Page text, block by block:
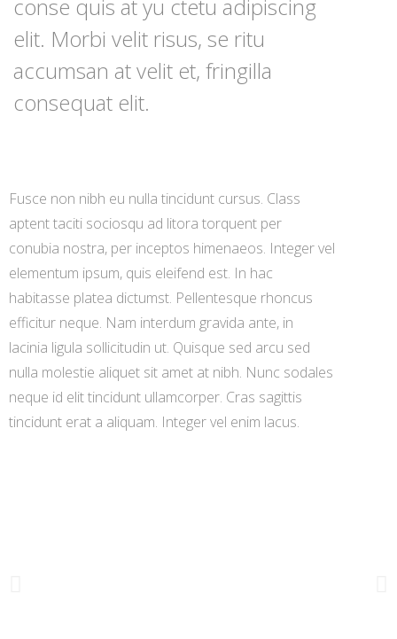
conse quis at yu ctetu adipiscing
elit. Morbi velit risus, se ritu
accumsan at velit et, fringilla
consequat elit.
Fusce non nibh eu nulla tincidunt cursus. Class
aptent taciti sociosqu ad litora torquent per
conubia nostra, per inceptos himenaeos. Integer vel
elementum ipsum, quis eleifend est. In hac
habitasse platea dictumst. Pellentesque rhoncus
efficitur neque. Nam interdum gravida ante, in
lacinia ligula sollicitudin ut. Quisque sed arcu sed
nulla molestie aliquet sit amet at nibh. Nunc sodales
neque id elit tincidunt ullamcorper. Cras sagittis
tincidunt erat a aliquam. Integer vel enim lacus.